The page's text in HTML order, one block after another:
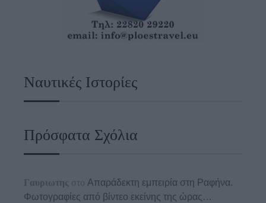
Ναυτικές Ιστορίες
Πρόσφατα Σχόλια
Γαυριωτης στο Απαράδεκτη εμπειρία στη Ραφήνα.
Φωτογραφίες από βίντεο εκείνης της ώρας…